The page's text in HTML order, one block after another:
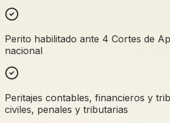
Perito habilitado ante 4 Cortes de
nacional
Peritajes contables, financieros y
civiles, penales y tributarias